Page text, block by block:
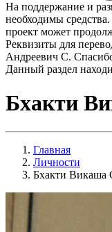
На поддержание и
необходимы
проект может
Реквизиты для
Андреевич С.
Данный раздел
Бхакти
Главная
Личности
Бхакти Викаша